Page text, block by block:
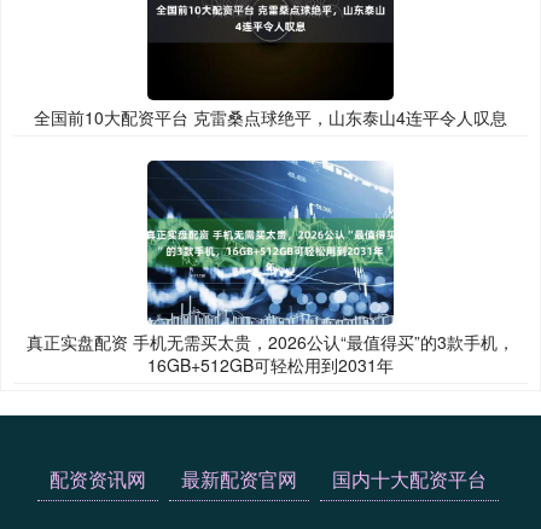
全国前10大配资平台 克雷桑点球绝平，山东泰山4连平令人叹息
真正实盘配资 手机无需买太贵，2026公认“最值得买”的3款手机，
16GB+512GB可轻松用到2031年
配资资讯网 最新配资官网 国内十大配资平台